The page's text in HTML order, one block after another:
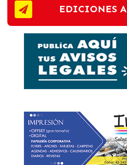
EDICIONES